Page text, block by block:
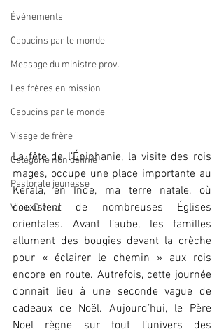
Événements
Capucins par le monde
Message du ministre prov.
Les frères en mission
Capucins par le monde
Visage de frère
Catégorie non définie
Pastorale jeunesse
Visio-Divina
La fête de l’Épiphanie, la visite des rois
mages, occupe une place importante au
Kerala, en Inde, ma terre natale, où
coexistent de nombreuses Églises
orientales. Avant l’aube, les familles
allument des bougies devant la crèche
pour « éclairer le chemin » aux rois
encore en route. Autrefois, cette journée
donnait lieu à une seconde vague de
cadeaux de Noël. Aujourd’hui, le Père
Noël règne sur tout l’univers des